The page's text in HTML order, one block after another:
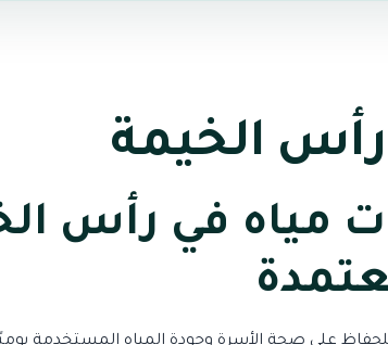
الخيمة
مياه في رأس